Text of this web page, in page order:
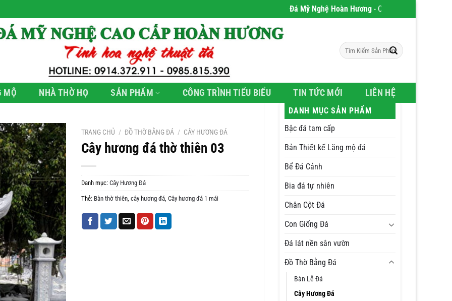
Đá Mỹ Nghệ Hoàn Hương- Chúng tôi chuyên phân
Tìm
kiếm:
MỘ NHÀ THỜ HỌ SẢN PHẨM CÔNG TRÌNH TIỂU BIỂU TIN TỨC MỚI LIÊN HỆ
DANH MỤC SẢN PHẨM
Bậc đá tam cấp
Bản Thiết kế Lăng mộ đá
Bể Đá Cảnh
Bia đá tự nhiên
Chân Cột Đá
Con Giống Đá
Đá lát nền sân vườn
Đồ Thờ Bằng Đá
Bàn Lễ Đá
Cây Hương Đá
TRANG CHỦ / ĐỒ THỜ BẰNG ĐÁ / CÂY HƯƠNG ĐÁ
Cây hương đá thờ thiên 03
Danh mục: Cây Hương Đá
Thẻ: Bàn thờ thiên, cây hương đá, Cây hương đá 1 mái